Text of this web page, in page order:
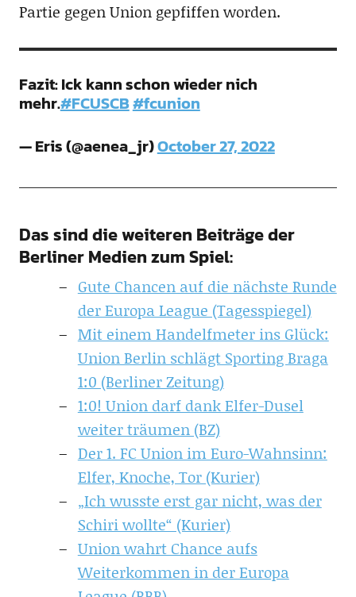
Partie gegen Union gepfiffen worden.
Fazit: Ick kann schon wieder nich
mehr.#FCUSCB#fcunion
— Eris (@aenea_jr)October 27, 2022
Das sind die weiteren Beiträge der
Berliner Medien zum Spiel:
Gute Chancen auf die nächste Runde
der Europa League (Tagesspiegel)
Mit einem Handelfmeter ins Glück:
Union Berlin schlägt Sporting Braga
1:0 (Berliner Zeitung)
1:0! Union darf dank Elfer-Dusel
weiter träumen (BZ)
Der 1. FC Union im Euro-Wahnsinn:
Elfer, Knoche, Tor (Kurier)
„Ich wusste erst gar nicht, was der
Schiri wollte“ (Kurier)
Union wahrt Chance aufs
Weiterkommen in der Europa